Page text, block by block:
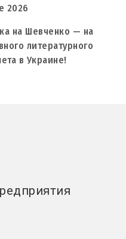
2026
на Шевченко — на
литературного
в Украине!